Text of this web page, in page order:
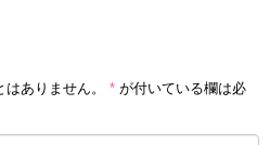
ありません。 * が付いている欄は必